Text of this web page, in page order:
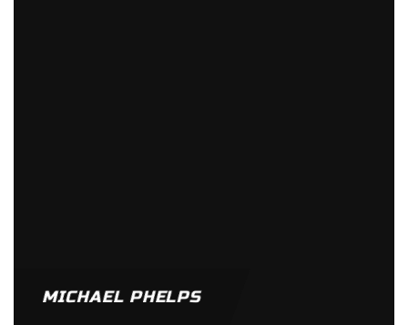
MICHAEL PHELPS